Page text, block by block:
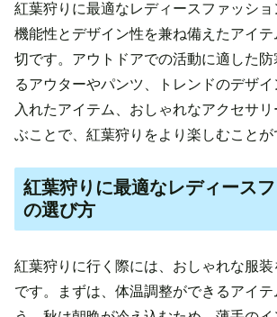
紅葉狩りに最適なレディースファッショ
機能性とデザイン性を兼ね備えたアイ
切です。アウトドアでの活動に適した
るアウターやパンツ、トレンドのデザイ
入れたアイテム、おしゃれなアクセサ
ぶことで、紅葉狩りをより楽しむことが
紅葉狩りに最適なレディース
の選び方
紅葉狩りに行く際には、おしゃれな服
です。まずは、体温調整ができるアイテ